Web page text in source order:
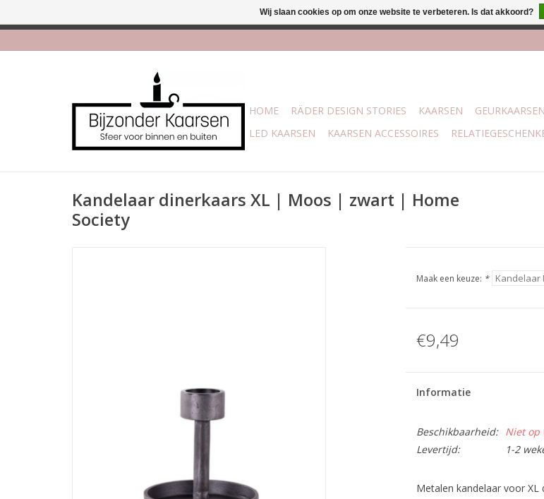
HOME RÄDER DESIGN STORIES KAARSEN GEURKAARSEN
LED KAARSEN
KAARSEN ACCESSOIRES
Kandelaar dinerkaars XL | Moos | zwart | Home
Society
Maak een keuze: *
€9,49
Informatie
Beschikbaarheid:
Niet op
Levertijd:
1-2
Metalen kandelaar voor XL
Wij slaan cookies op om onze website te verbeteren. Is dat akkoord?
Afhalen is mogelijk bij mijn winkel Trotz | Belvederelaan 107